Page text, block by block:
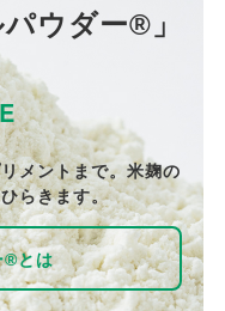
ウダー®」
メントまで。米麹の
らきます。
®とは